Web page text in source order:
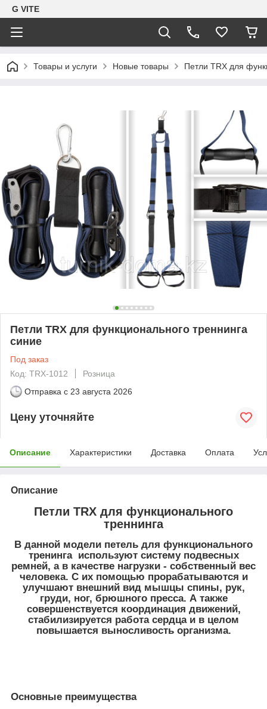
G VITE
Товары и услуги Новые товары Петли TRX для
Петли TRX для функционального треннинга
синие
Под заказ
Код: TRX-1012
Розница
Отправка с 23 августа 2026
Цену уточняйте
Описание Характеристики Доставка Оплата
Описание
Петли TRX для функционального
треннинга
В данной модели петель для функционального
тренинга используют систему подвесных
ремней, а в качестве нагрузки - собственный вес
человека. С их помощью прорабатываются и
улучшают внешний вид мышцы спины, рук,
груди, ног, брюшного пресса. А также
совершенствуется координация движений,
стабилизируется работа сердца и в целом
повышается выносливость организма.
Основные преимущества